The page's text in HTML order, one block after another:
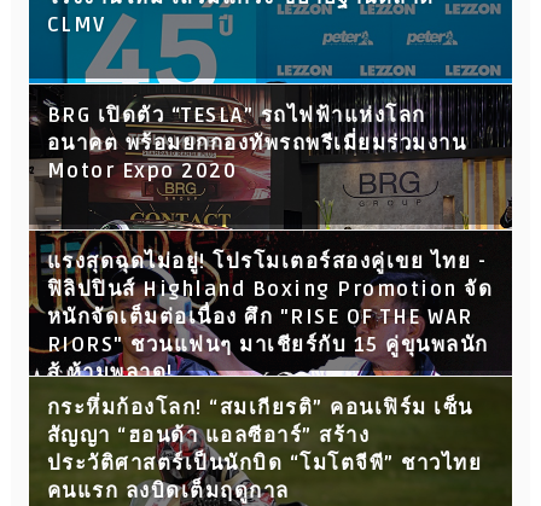
CLMV
BRG เปิดตัว “TESLA” รถไฟฟ้าแห่งโลก
อนาคต พร้อมยกกองทัพรถพรีเมี่ยมร่วมงาน
Motor Expo 2020
แรงสุดฉุดไม่อยู่! โปรโมเตอร์สองคู่เขย ไทย -
ฟิลิปปินส์ Highland Boxing Promotion จัด
หนักจัดเต็มต่อเนื่อง ศึก "RISE OF THE WAR
RIORS" ชวนแฟนๆ มาเชียร์กับ 15 คู่ขุนพลนัก
สู้ ห้ามพลาด!
กระหึ่มก้องโลก! “สมเกียรติ” คอนเฟิร์ม เซ็น
สัญญา “ฮอนด้า แอลซีอาร์” สร้าง
ประวัติศาสตร์เป็นนักบิด “โมโตจีพี” ชาวไทย
คนแรก ลงบิดเต็มฤดูกาล